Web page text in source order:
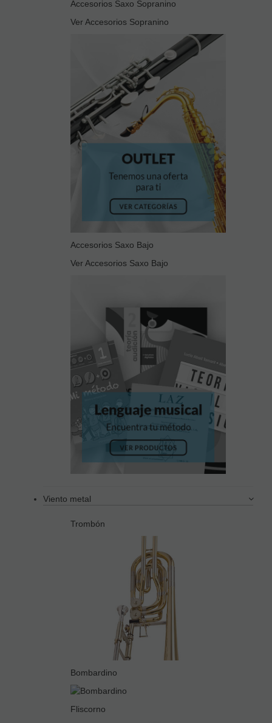
Accesorios Saxo Sopranino
Ver Accesorios Sopranino
Accesorios Saxo Bajo
Ver Accesorios Saxo Bajo
Viento metal
Trombón
Bombardino
Fliscorno